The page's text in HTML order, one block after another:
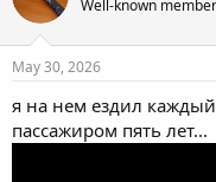
Well-known member
May 30, 2026
я на нем ездил
пассажиром пять лет...